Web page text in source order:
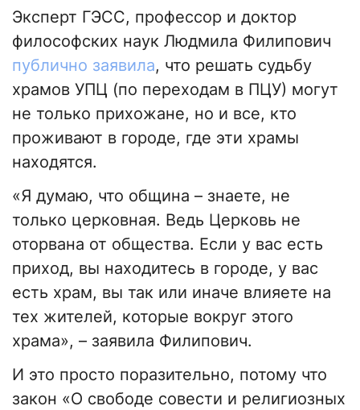
Эксперт ГЭСС, профессор и доктор
философских наук Людмила Филипович
публично заявила, что решать судьбу
храмов УПЦ (по переходам в ПЦУ) могут
не только прихожане, но и все, кто
проживают в городе, где эти храмы
находятся.
«Я думаю, что община – знаете, не
только церковная. Ведь Церковь не
оторвана от общества. Если у вас есть
приход, вы находитесь в городе, у вас
есть храм, вы так или иначе влияете на
тех жителей, которые вокруг этого
храма», – заявила Филипович.
И это просто поразительно, потому что
закон «О свободе совести и религиозных